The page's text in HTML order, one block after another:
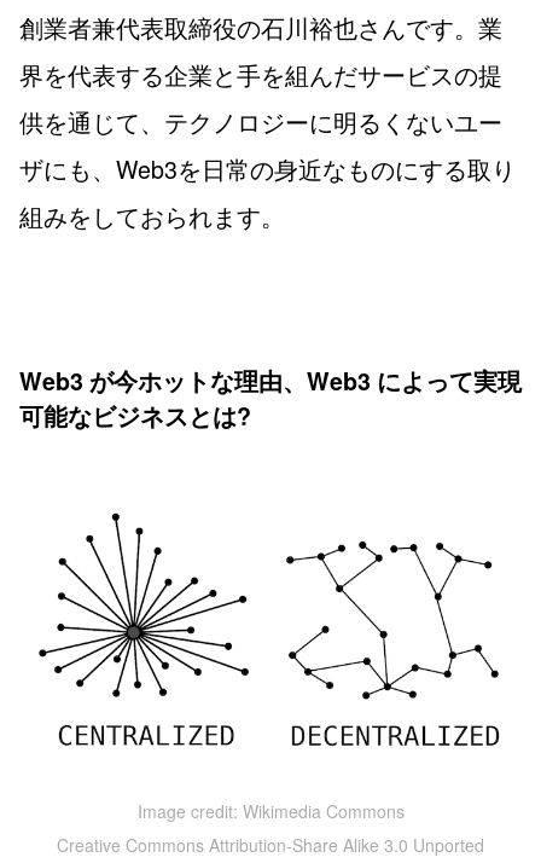
創業者兼代表取締役の石川裕也さんです。業
界を代表する企業と手を組んだサービスの提
供を通じて、テクノロジーに明るくないユー
ザにも、Web3を日常の身近なものにする取り
組みをしておられます。
Web3 が今ホットな理由、Web3 によって実現
可能なビジネスとは?
Image credit: Wikimedia Commons
Creative Commons Attribution-Share Alike 3.0 Unported